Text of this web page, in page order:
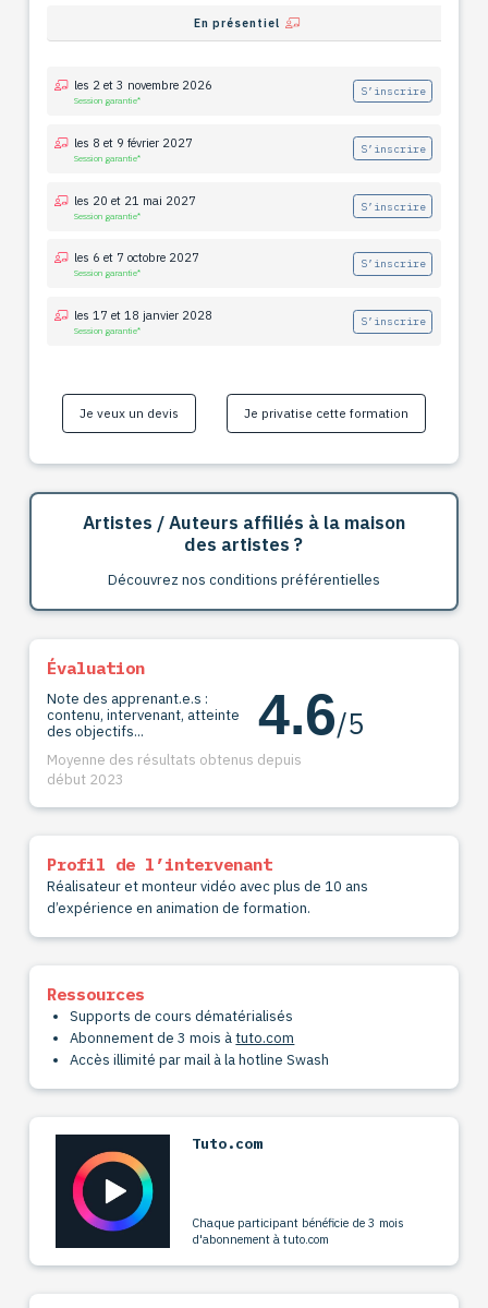
En présentiel
les 2 et 3 novembre 2026
Session garantie*
S’inscrire
les 8 et 9 février 2027
Session garantie*
S’inscrire
les 20 et 21 mai 2027
Session garantie*
S’inscrire
les 6 et 7 octobre 2027
Session garantie*
S’inscrire
les 17 et 18 janvier 2028
Session garantie*
S’inscrire
Je veux un devis Je privatise cette formation
Artistes / Auteurs affiliés à la maison
des artistes ?
Découvrez nos conditions préférentielles
Évaluation
Note des apprenant.e.s :
contenu, intervenant, atteinte
des objectifs...
4.6/5
Moyenne des résultats obtenus depuis
début 2023
Profil de l’intervenant
Réalisateur et monteur vidéo avec plus de 10 ans
d’expérience en animation de formation.
Ressources
Supports de cours dématérialisés
Abonnement de 3 mois àtuto.com
Accès illimité par mail à la hotline Swash
Tuto.com
Chaque participant bénéficie de 3 mois
d'abonnement à tuto.com